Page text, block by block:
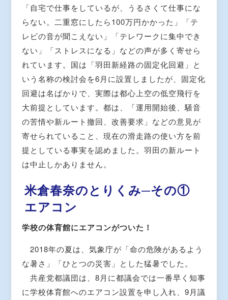
「自宅で仕事をしているが、うるさくて仕事にな
らない。二重窓にしたら100万円かかった」「テ
レビの音が聞こえない」「テレワークに集中でき
ない」「ストレスになる」などの声が多く寄せら
れています。国は「羽田新経路の固定化回避」と
いう名称の検討会を6月に設置しましたが、固定化
回避は名ばかりで、実際は都心上空の低空飛行を
大前提としています。都は、「運用開始後、騒音
の苦情や新ルート撤回、改善要求」などの意見が
寄せられていること、現在の滑走路の使い方を前
提としている事実を認めました。羽田の新ルート
は中止しかありません。
米倉春奈のとりくみ─その①
エアコン
学校の体育館にエアコンがついた！
2018年の夏は、気象庁が「命の危険があるよう
な暑さ」「ひとつの災害」とした猛暑でした。
共産党都議団は、8月に都議会では一番早く知事
に学校体育館へのエアコン設置を申し入れ、9月議